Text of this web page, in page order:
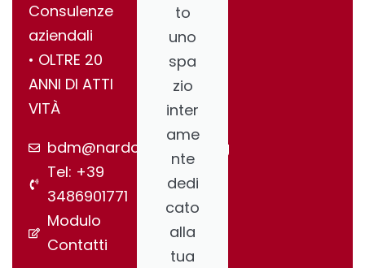
Consulenze
aziendali
•⁠ ⁠OLTRE 20
ANNI DI ATTI
VITÀ
bdm@nardonegroup.org
Tel: +39
3486901771
Modulo
Contatti
to
uno
spa
zio
inter
ame
nte
dedi
cato
alla
tua